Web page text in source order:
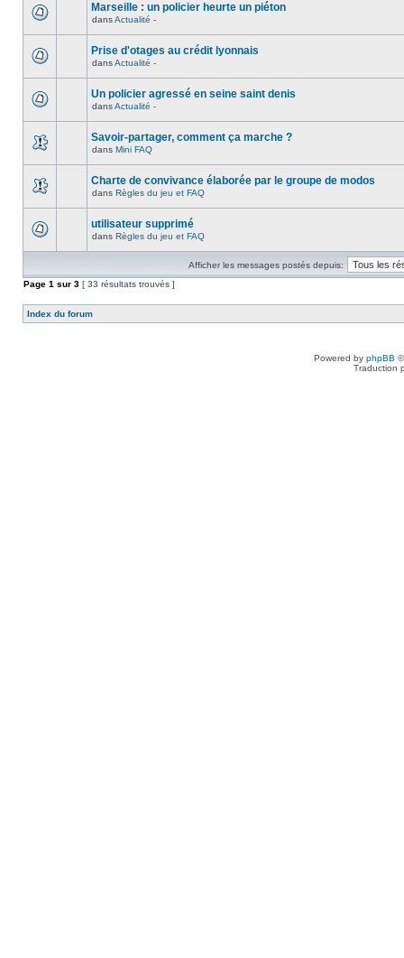
Marseille : un policier heurte un piéton
dansActualité -
Prise d'otages au crédit lyonnais
dansActualité -
Un policier agressé en seine saint denis
dansActualité -
Savoir-partager, comment ça marche ?
dans Mini FAQ
Charte de convivance élaborée par le groupe de modos
dans Règles du jeu et FAQ
utilisateur supprimé
dans Règles du jeu et FAQ
Afficher les messages postés depuis:
Page 1 sur 3 [ 33 résultats trouvés ]
Index du forum
Powered by phpBB
Traduction